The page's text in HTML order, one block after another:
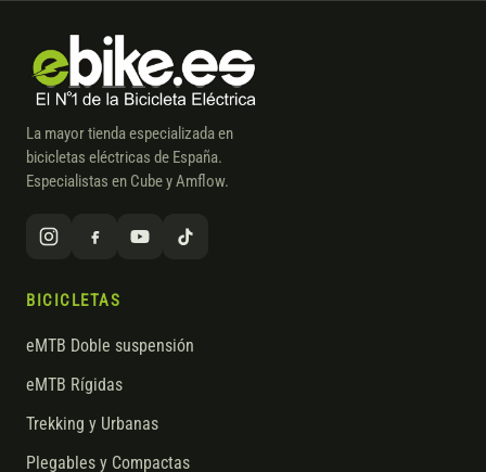
La mayor tienda especializada en
bicicletas eléctricas de España.
Especialistas en Cube y Amflow.
BICICLETAS
eMTB Doble suspensión
eMTB Rígidas
Trekking y Urbanas
Plegables y Compactas